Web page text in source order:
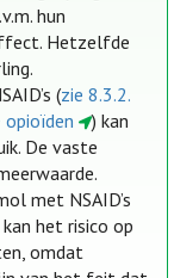
hun
Hetzelfde
(zie 8.3.2.
) kan
De vaste
met NSAID’s
kan het risico op
omdat